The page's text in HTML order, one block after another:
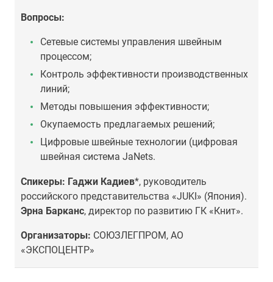
Вопросы:
Сетевые системы управления швейным
процессом;
Контроль эффективности производственных
линий;
Методы повышения эффективности;
Окупаемость предлагаемых решений;
Цифровые швейные технологии (цифровая
швейная система JaNets.
Спикеры: Гаджи Кадиев*, руководитель
российского представительства «JUKI» (Япония).
Эрна Барканс, директор по развитию ГК «Книт».
Организаторы: СОЮЗЛЕГПРОМ, АО
«ЭКСПОЦЕНТР»